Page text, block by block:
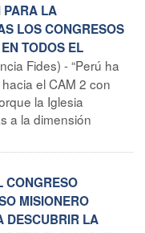
PARA LA
LOS CONGRESOS
TODOS EL
Fides) - “Perú ha
el CAM 2 con
la Iglesia
a la dimensión
CONGRESO
MISIONERO
DESCUBRIR LA